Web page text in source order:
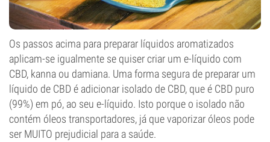
Os passos acima para preparar líquidos aromatizados
aplicam-se igualmente se quiser criar um e-líquido com
CBD, kanna ou damiana. Uma forma segura de preparar um
líquido de CBD é adicionar isolado de CBD, que é CBD puro
(99%) em pó, ao seu e-líquido. Isto porque o isolado não
contém óleos transportadores, já que vaporizar óleos pode
ser MUITO prejudicial para a saúde.